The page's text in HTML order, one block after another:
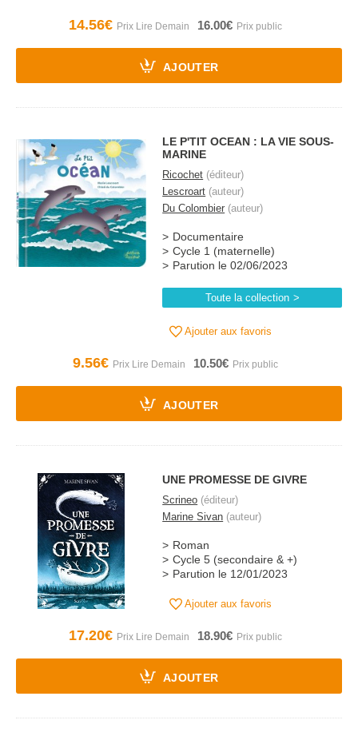
14.56€ 16.00€
AJOUTER
LE P'TIT OCEAN : LA VIE SOUS-
MARINE
Ricochet (éditeur)
Lescroart (auteur)
Du Colombier (auteur)
Documentaire
Cycle 1 (maternelle)
Parution le 02/06/2023
Toute la collection
Ajouter aux favoris
9.56€ 10.50€
AJOUTER
UNE PROMESSE DE GIVRE
Scrineo (éditeur)
Marine Sivan (auteur)
Roman
Cycle 5 (secondaire & +)
Parution le 12/01/2023
Ajouter aux favoris
17.20€ 18.90€
AJOUTER